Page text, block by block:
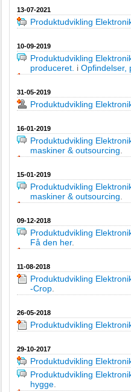
13-07-2021
Produktudvikling
10-09-2019
Produktudvikling
produceret. i Opfindelser,
31-05-2019
Produktudvikling
16-01-2019
Produktudvikling
maskiner & outsourcing
15-01-2019
Produktudvikling
maskiner & outsourcing
09-12-2018
Produktudvikling
Få den her.
11-08-2018
Produktudvikling
-Crop
26-05-2018
Produktudvikling
29-10-2017
Produktudvikling
Produktudvikling
hygge